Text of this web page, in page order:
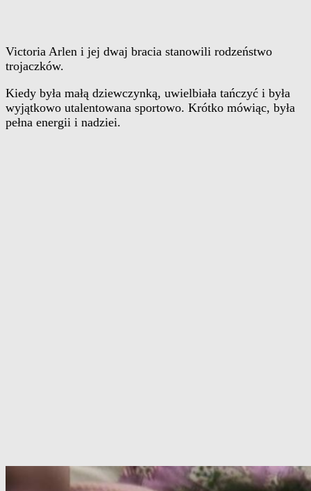
Victoria Arlen i jej dwaj bracia stanowili rodzeństwo
trojaczków.
Kiedy była małą dziewczynką, uwielbiała tańczyć i była
wyjątkowo utalentowana sportowo. Krótko mówiąc, była
pełna energii i nadziei.